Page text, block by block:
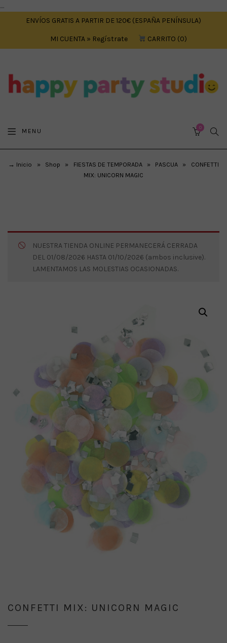
....
ENVÍOS GRATIS A PARTIR DE 120€ (ESPAÑA PENÍNSULA)
MI CUENTA » Regístrate CARRITO 0
MENU 0
→ Inicio » Shop » FIESTAS DE TEMPORADA » PASCUA »
CONFETTI
MIX: UNICORN MAGIC
NUESTRA TIENDA ONLINE PERMANECERÁ CERRADA
DEL 01/08/2026 HASTA 01/10/2026 (ambos inclusive).
LAMENTAMOS LAS MOLESTIAS OCASIONADAS.
CONFETTI MIX: UNICORN MAGIC